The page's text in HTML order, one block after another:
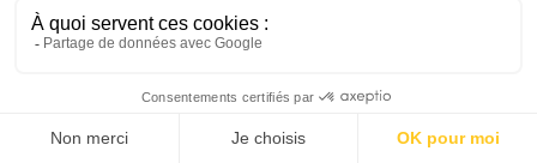
PhotoPresta est présent dans toute la France, avec un
comparer toutes les offres disponibles autour de vous et
Carrières-sous-Poissy qui correspond à vos attentes et à